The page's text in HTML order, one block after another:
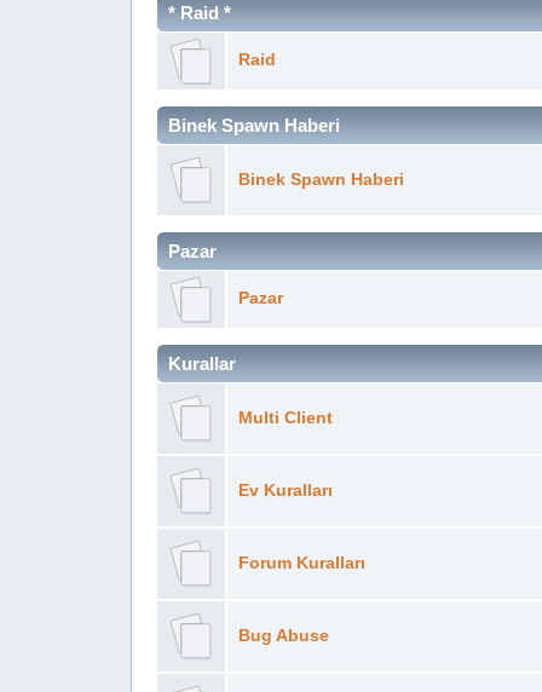
* Raid *
Raid
Binek Spawn Haberi
Binek Spawn Haberi
Pazar
Pazar
Kurallar
Multi Client
Ev Kuralları
Forum Kuralları
Bug Abuse